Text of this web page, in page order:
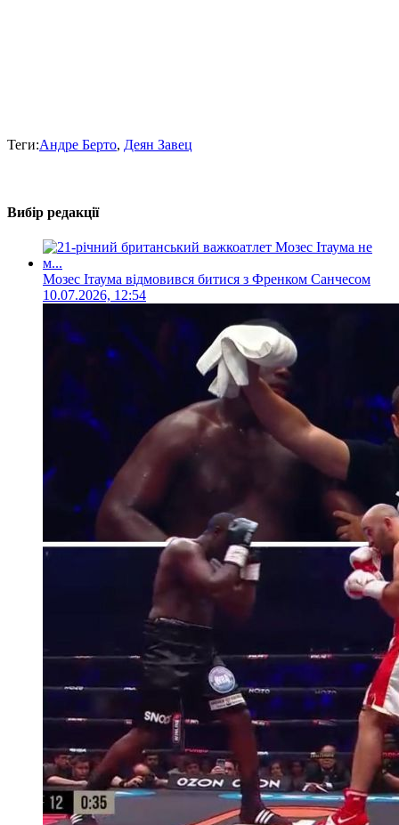
Теги:Андре Берто, Деян Завец
Вибір редакції
Мозес Ітаума відмовився битися з Френком Санчесом
10.07.2026, 12:54